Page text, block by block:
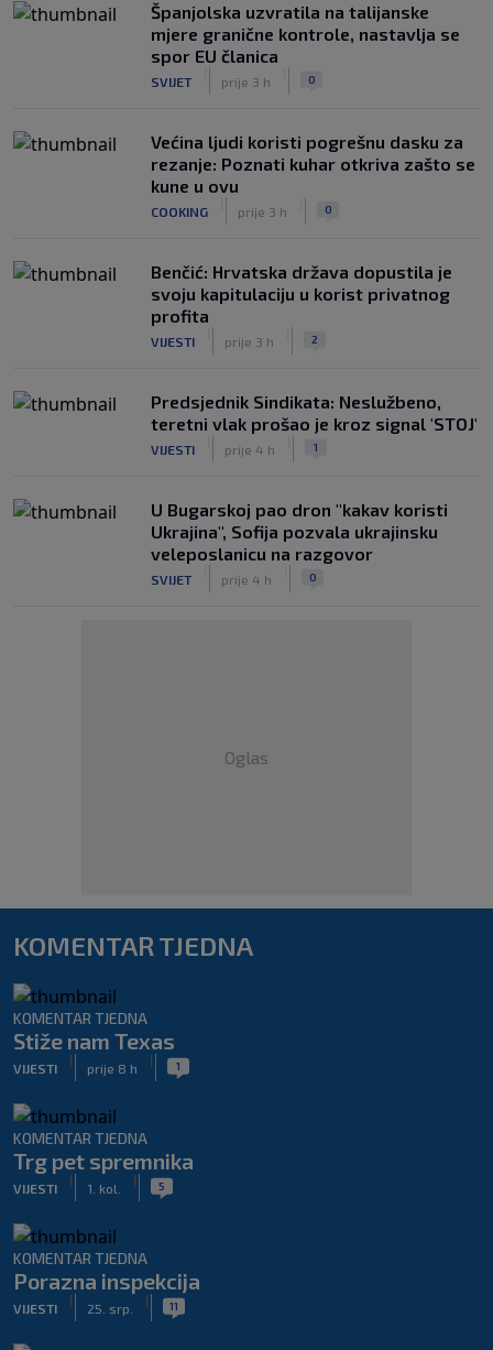
Španjolska uzvratila na talijanske
mjere granične kontrole, nastavlja se
spor EU članica
SVIJET prije 3 h 0
Većina ljudi koristi pogrešnu dasku za
rezanje: Poznati kuhar otkriva zašto se
kune u ovu
COOKING prije 3 h 0
Benčić: Hrvatska država dopustila je
svoju kapitulaciju u korist privatnog
profita
VIJESTI prije 3 h 2
Predsjednik Sindikata: Neslužbeno,
teretni vlak prošao je kroz signal 'STOJ'
VIJESTI prije 4 h 1
U Bugarskoj pao dron "kakav koristi
Ukrajina", Sofija pozvala ukrajinsku
veleposlanicu na razgovor
SVIJET prije 4 h 0
Oglas
KOMENTAR TJEDNA
KOMENTAR TJEDNA
Stiže nam Texas
VIJESTI
|
prije 8 h
| 1
KOMENTAR TJEDNA
Trg pet spremnika
VIJESTI
|
1. kol.
| 5
KOMENTAR TJEDNA
Porazna inspekcija
VIJESTI
|
25. srp.
| 11